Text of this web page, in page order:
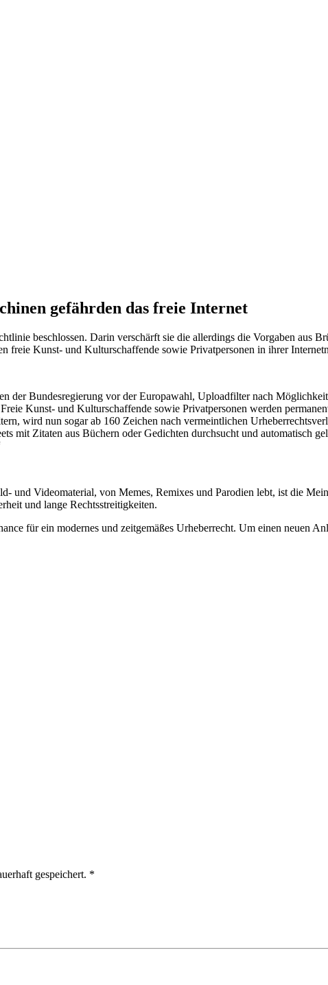
gefährden das freie Internet
beschlossen. Darin verschärft sie die allerdings die Vorgaben aus
Kunst- und Kulturschaffende sowie Privatpersonen in ihrer
der Bundesregierung vor der Europawahl, Uploadfilter nach
Kunst- und Kulturschaffende sowie Privatpersonen werden
wird nun sogar ab 160 Zeichen nach vermeintlichen
mit Zitaten aus Büchern oder Gedichten durchsucht und automatisch
und Videomaterial, von Memes, Remixes und Parodien lebt, ist die
und lange Rechtsstreitigkeiten.
für ein modernes und zeitgemäßes Urheberrecht. Um einen neuen
gespeichert. *